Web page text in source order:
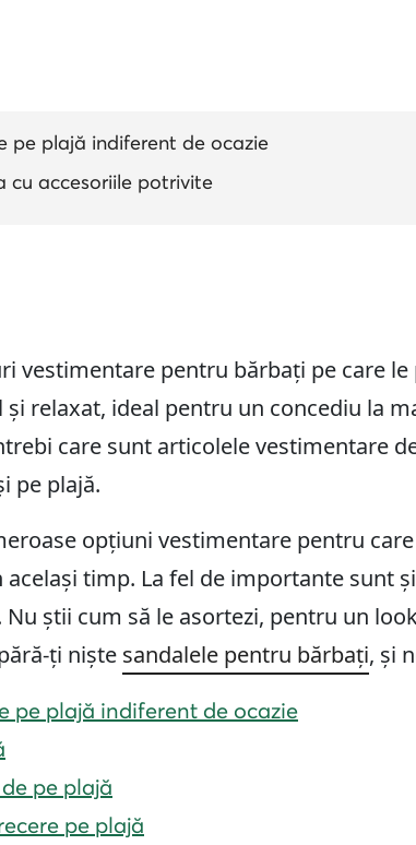
pe plajă indiferent de ocazie
cu accesoriile potrivite
vestimentare pentru bărbați pe care
relaxat, ideal pentru un concediu la
care sunt articolele vestimentare
pe plajă.
opțiuni vestimentare pentru
timp. La fel de importante sunt
știi cum să le asortezi, pentru un
ți niște sandalele pentru bărbați, și
pe plajă indiferent de ocazie
pe plajă
pe plajă